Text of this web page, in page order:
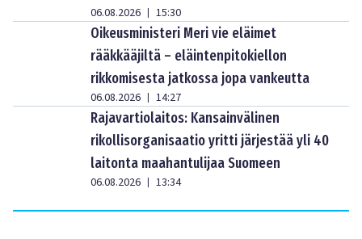
06.08.2026 | 15:30
Oikeusministeri Meri vie eläimet
rääkkääjiltä – eläintenpitokiellon
rikkomisesta jatkossa jopa vankeutta
06.08.2026 | 14:27
Rajavartiolaitos: Kansainvälinen
rikollisorganisaatio yritti järjestää yli 40
laitonta maahantulijaa Suomeen
06.08.2026 | 13:34